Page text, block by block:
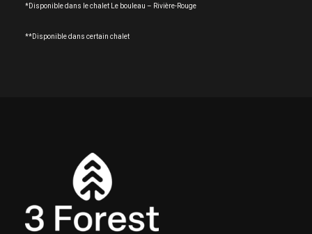
*Disponible dans le chalet Le bouleau – Rivière-Rouge
**Disponible dans certain chalet